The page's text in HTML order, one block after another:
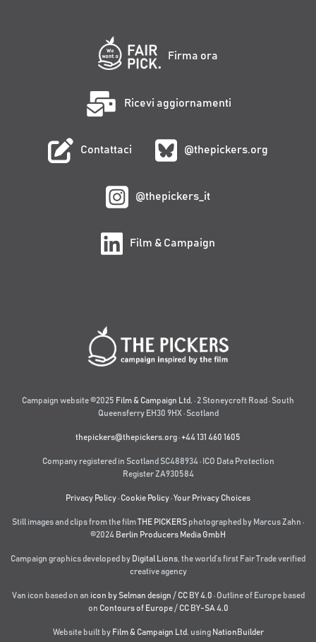
Firma ora
Ricevi aggiornamenti
Contattaci @thepickers.org
@thepickers_it
Film & Campaign
Campaign website ©2025 Film & Campaign Ltd. · 2 Stoneycroft Road · South
Queensferry EH30 9HX · Scotland
thepickers@thepickers.org·+44 131 460 1605
Company registered in Scotland SC488934 · ICO Data Protection
Register ZA930584
Privacy Policy· Cookie Policy·Your Privacy Choices
Still images and clips from the filmTHE PICKERS photographed by Marcus Zahn ·
©2024 Berlin Producers Media GmbH
Campaign graphics developed by Digital Lions the world’s first Fair Trade verified
creative agency
Van icon based on an icon by Selman design / CC BY 4.0 · Outline of Europe based
on Contours of Europe/ CC BY-SA 4.0
Website built by Film & Campaign Ltd. using NationBuilder